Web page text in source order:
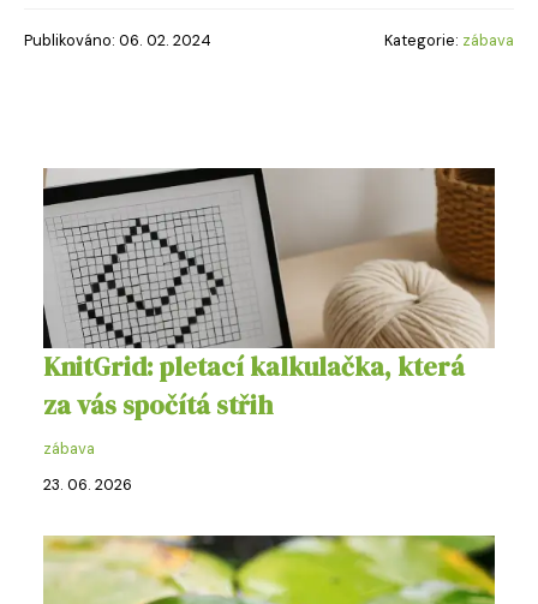
Publikováno: 06. 02. 2024 Kategorie: zábava
KnitGrid: pletací kalkulačka, která
za vás spočítá střih
zábava
23. 06. 2026